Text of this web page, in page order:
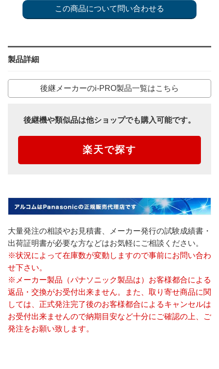
製品詳細
後継メーカーのi-PRO製品一覧はこちら
後継機や類似品は他ショップでも購入可能です。
楽天で探す
大量発注の相談やお見積書、メーカー発行の試験成績書・
出荷証明書が必要な方などはお気軽にご相談ください。
※状況によって在庫数が変動しますので事前にお問い合わ
せ下さい。
※メーカー製品（パナソニック製品は）お客様都合による
返品・交換がお受付出来ません。また、取り寄せ商品に関
しては、正式発注完了後のお客様都合によるキャンセルは
お受付出来ませんので納期目安など十分にご確認の上、ご
発注をお願い致します。